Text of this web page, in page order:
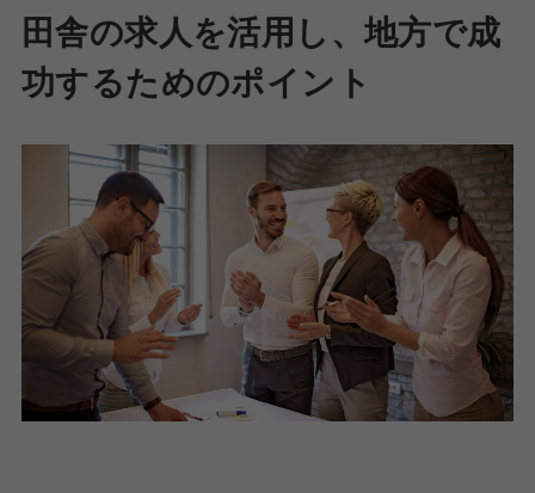
田舎の求人を活用し、地方で成
功するためのポイント